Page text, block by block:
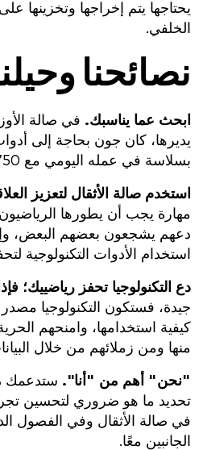
يحتاجها يتم إخراجها وتخزينها
الخلفي.
نصائحنا
ابحث عما يناسبك. في صالة
يديرها، كان جون بحاجة إلى
بسلاسة في عمله اليومي مع 750 رياضيًا.
استخدم صالة الأثقال لتعزيز
مهارة يجب أن يطورها الرياضيون
دعهم يشجعون بعضهم البعض،
استخدام الأدوات التكنولوجية
دع التكنولوجيا تحفز رياضييك؛ فإذا
جيدة، فستكون التكنولوجيا
كيفية استخدامها، وامنحهم
منها ومن زملائهم من خلال
"نحن" أهم من "أنا". ستدعمك
تحديد ما هو ضروري لتحسين
في صالة الأثقال وفي الفصول
الجانبين معًا.